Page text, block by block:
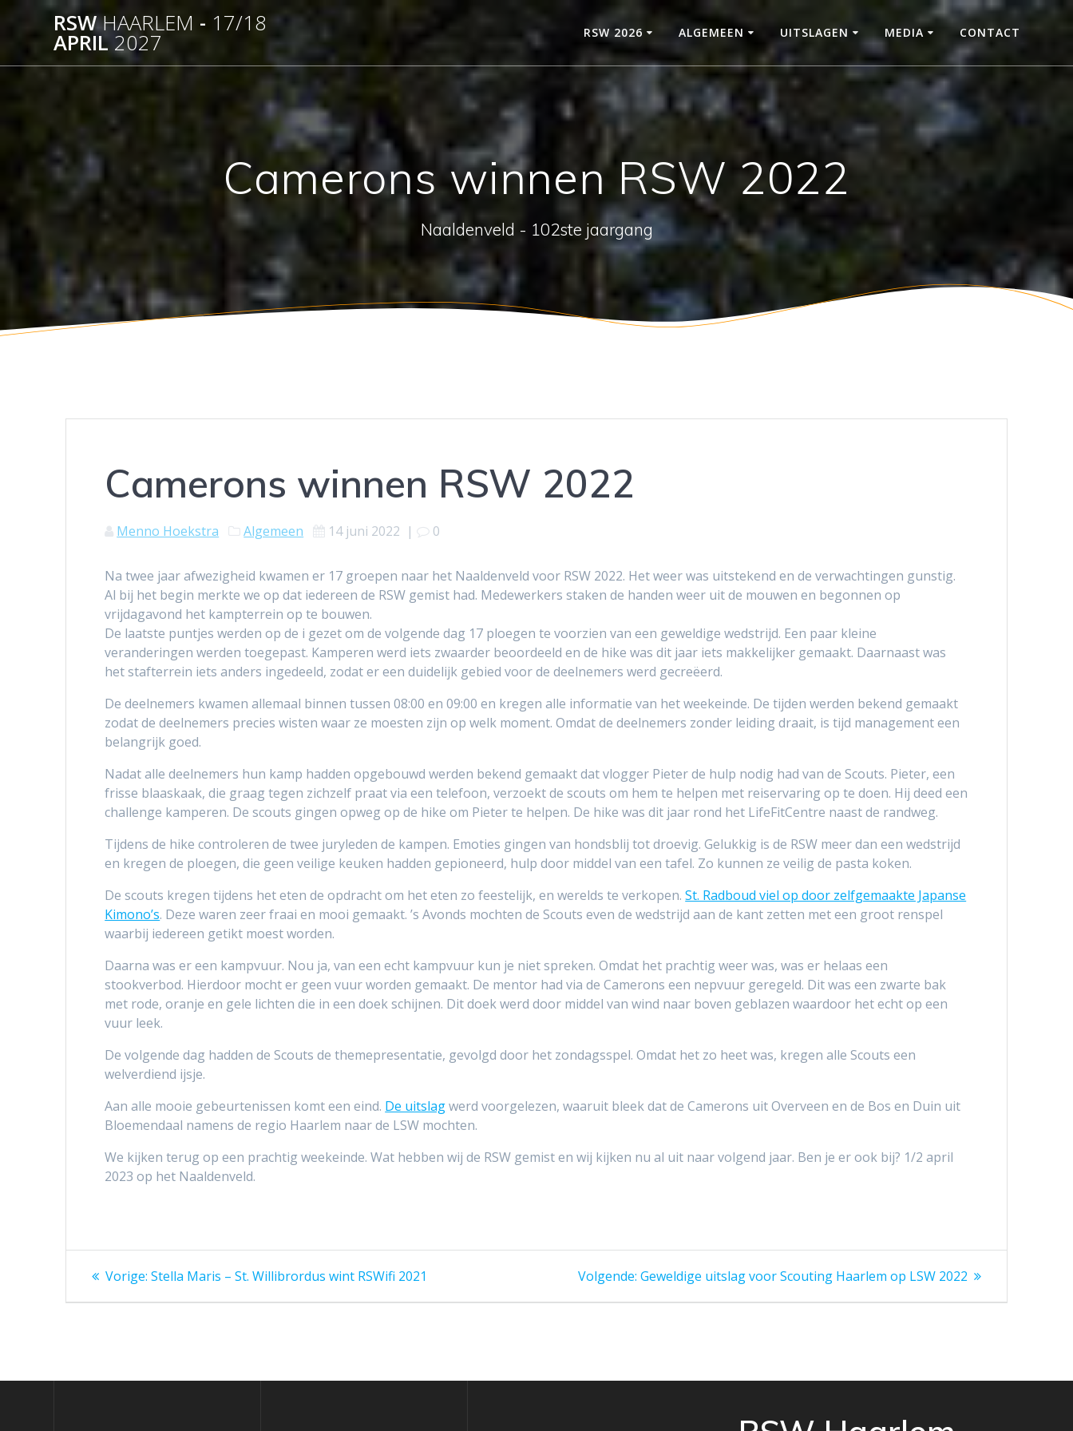
inhoud
RSWHAARLEM - 17/18
APRIL2027 RSW 2026 ALGEMEEN UITSLAGEN MEDIA CONTACT
Camerons winnen RSW 2022
Naaldenveld - 102ste jaargang
Camerons winnen RSW 2022
Menno Hoekstra Algemeen 14 juni 2022 | 0
Na twee jaar afwezigheid kwamen er 17 groepen naar het Naaldenveld voor RSW 2022. Het weer was uitstekend en de verwachtingen gunstig.
Al bij het begin merkte we op dat iedereen de RSW gemist had. Medewerkers staken de handen weer uit de mouwen en begonnen op
vrijdagavond het kampterrein op te bouwen.
De laatste puntjes werden op de i gezet om de volgende dag 17 ploegen te voorzien van een geweldige wedstrijd. Een paar kleine
veranderingen werden toegepast. Kamperen werd iets zwaarder beoordeeld en de hike was dit jaar iets makkelijker gemaakt. Daarnaast was
het stafterrein iets anders ingedeeld, zodat er een duidelijk gebied voor de deelnemers werd gecreëerd.
De deelnemers kwamen allemaal binnen tussen 08:00 en 09:00 en kregen alle informatie van het weekeinde. De tijden werden bekend gemaakt
zodat de deelnemers precies wisten waar ze moesten zijn op welk moment. Omdat de deelnemers zonder leiding draait, is tijd management een
belangrijk goed.
Nadat alle deelnemers hun kamp hadden opgebouwd werden bekend gemaakt dat vlogger Pieter de hulp nodig had van de Scouts. Pieter, een
frisse blaaskaak, die graag tegen zichzelf praat via een telefoon, verzoekt de scouts om hem te helpen met reiservaring op te doen. Hij deed een
challenge kamperen. De scouts gingen opweg op de hike om Pieter te helpen. De hike was dit jaar rond het LifeFitCentre naast de randweg.
Tijdens de hike controleren de twee juryleden de kampen. Emoties gingen van hondsblij tot droevig. Gelukkig is de RSW meer dan een wedstrijd
en kregen de ploegen, die geen veilige keuken hadden gepioneerd, hulp door middel van een tafel. Zo kunnen ze veilig de pasta koken.
De scouts kregen tijdens het eten de opdracht om het eten zo feestelijk, en werelds te verkopen.St. Radboud viel op door zelfgemaakte Japanse
Kimono’s. Deze waren zeer fraai en mooi gemaakt. ’s Avonds mochten de Scouts even de wedstrijd aan de kant zetten met een groot renspel
waarbij iedereen getikt moest worden.
Daarna was er een kampvuur. Nou ja, van een echt kampvuur kun je niet spreken. Omdat het prachtig weer was, was er helaas een
stookverbod. Hierdoor mocht er geen vuur worden gemaakt. De mentor had via de Camerons een nepvuur geregeld. Dit was een zwarte bak
met rode, oranje en gele lichten die in een doek schijnen. Dit doek werd door middel van wind naar boven geblazen waardoor het echt op een
vuur leek.
De volgende dag hadden de Scouts de themepresentatie, gevolgd door het zondagsspel. Omdat het zo heet was, kregen alle Scouts een
welverdiend ijsje.
Aan alle mooie gebeurtenissen komt een eind. De uitslagwerd voorgelezen, waaruit bleek dat de Camerons uit Overveen en de Bos en Duin uit
Bloemendaal namens de regio Haarlem naar de LSW mochten.
We kijken terug op een prachtig weekeinde. Wat hebben wij de RSW gemist en wij kijken nu al uit naar volgend jaar. Ben je er ook bij? 1/2 april
2023 op het Naaldenveld.
Bericht
navigatie
Vorige: Vorig
Stella Maris – St. Willibrordus wint RSWifi 2021 Volgende: Volgend
Geweldige uitslag voor Scouting Haarlem op LSW 2022